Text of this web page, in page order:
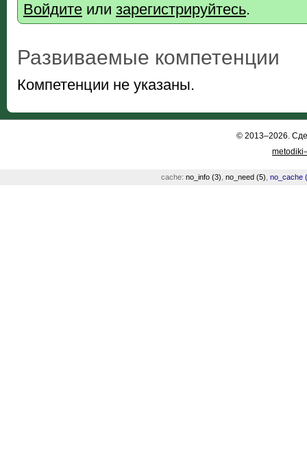
Войдите или зарегистрируйтесь.
Развиваемые компетенции
Компетенции не указаны.
© 2013–2026.
cache: no_info (3) no_need (5) no_cache